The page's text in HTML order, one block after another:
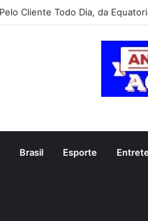
Cliente Todo Dia, da
Brasil Esporte